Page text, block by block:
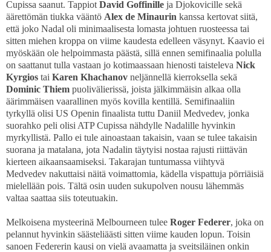
Cupissa saanut. Tappiot David Goffinille ja Djokovicille sekä
äärettömän tiukka vääntö Alex de Minaurin kanssa kertovat siitä,
että joko Nadal oli minimaalisesta lomasta johtuen ruosteessa tai
sitten miehen kroppa on viime kaudesta edelleen väsynyt. Kaavio ei
myöskään ole helpoimmasta päästä, sillä ennen semifinaalia polulla
on saattanut tulla vastaan jo kotimaassaan hienosti taisteleva Nick
Kyrgios tai Karen Khachanov neljännellä kierroksella sekä
Dominic Thiem puolivälierissä, joista jälkimmäisin alkaa olla
äärimmäisen vaarallinen myös kovilla kentillä. Semifinaaliin
tyrkyllä olisi US Openin finaalista tuttu Daniil Medvedev, jonka
suorahko peli olisi ATP Cupissa nähdylle Nadalille hyvinkin
myrkyllistä. Pallo ei tule ainoastaan takaisin, vaan se tulee takaisin
suorana ja matalana, jota Nadalin täytyisi nostaa rajusti riittävän
kierteen aikaansaamiseksi. Takarajan tuntumassa viihtyvä
Medvedev nakuttaisi näitä voimattomia, kädella vispattuja pörriäisiä
mielellään pois. Tältä osin uuden sukupolven nousu lähemmäs
valtaa saattaa siis toteutuakin.
Melkoisena mysteerinä Melbourneen tulee Roger Federer, joka on
pelannut hyvinkin säästeliäästi sitten viime kauden lopun. Toisin
sanoen Federerin kausi on vielä avaamatta ja sveitsiläinen onkin